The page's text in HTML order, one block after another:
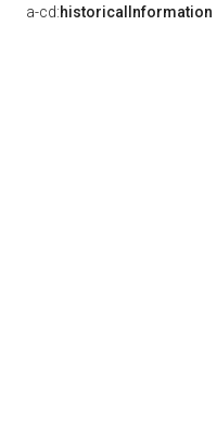
a-cd:historicalInformation